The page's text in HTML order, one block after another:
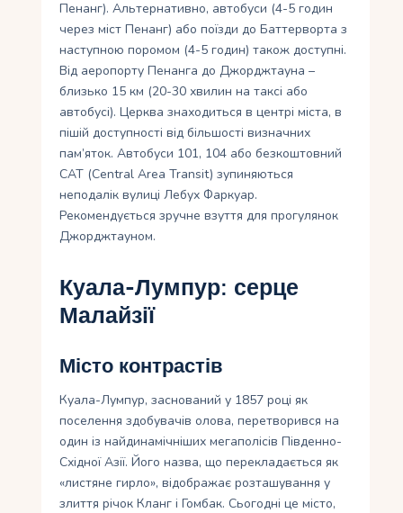
Пенанг). Альтернативно, автобуси (4-5 годин
через міст Пенанг) або поїзди до Баттерворта з
наступною поромом (4-5 годин) також доступні.
Від аеропорту Пенанга до Джорджтауна –
близько 15 км (20-30 хвилин на таксі або
автобусі). Церква знаходиться в центрі міста, в
пішій доступності від більшості визначних
пам’яток. Автобуси 101, 104 або безкоштовний
CAT (Central Area Transit) зупиняються
неподалік вулиці Лебух Фаркуар.
Рекомендується зручне взуття для прогулянок
Джорджтауном.
Куала-Лумпур: серце
Малайзії
Місто контрастів
Куала-Лумпур, заснований у 1857 році як
поселення здобувачів олова, перетворився на
один із найдинамічніших мегаполісів Південно-
Східної Азії. Його назва, що перекладається як
«листяне гирло», відображає розташування у
злиття річок Кланг і Гомбак. Сьогодні це місто,